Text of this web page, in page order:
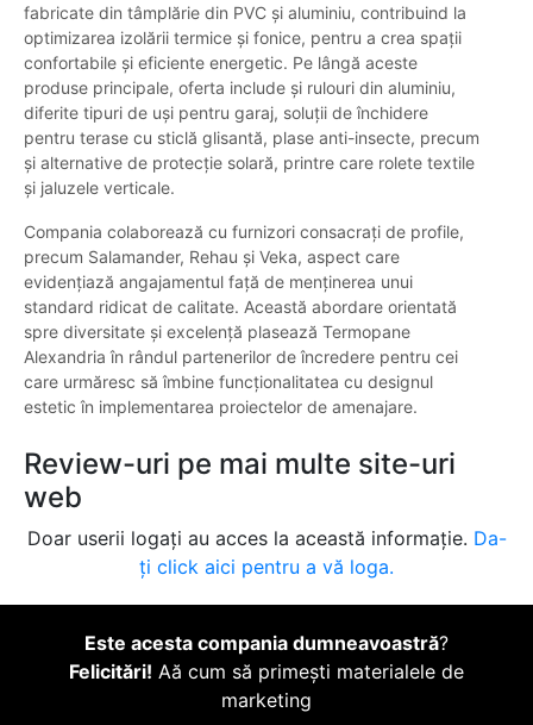
fabricate din tâmplărie din PVC și aluminiu, contribuind la
optimizarea izolării termice și fonice, pentru a crea spații
confortabile și eficiente energetic. Pe lângă aceste
produse principale, oferta include și rulouri din aluminiu,
diferite tipuri de uși pentru garaj, soluții de închidere
pentru terase cu sticlă glisantă, plase anti-insecte, precum
și alternative de protecție solară, printre care rolete textile
și jaluzele verticale.
Compania colaborează cu furnizori consacrați de profile,
precum Salamander, Rehau și Veka, aspect care
evidențiază angajamentul față de menținerea unui
standard ridicat de calitate. Această abordare orientată
spre diversitate și excelență plasează Termopane
Alexandria în rândul partenerilor de încredere pentru cei
care urmăresc să îmbine funcționalitatea cu designul
estetic în implementarea proiectelor de amenajare.
Review-uri pe mai multe site-uri
web
Doar userii logați au acces la această informație. Da-
ți click aici pentru a vă loga.
Este acesta compania dumneavoastră?
Felicitări! Aă cum să primești materialele de
marketing